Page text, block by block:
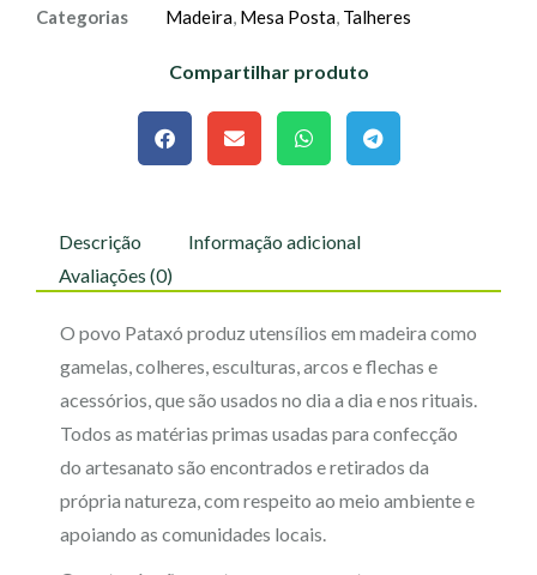
Categorias
Madeira, Mesa Posta, Talheres
Compartilhar produto
Descrição
Informação adicional
Avaliações (0)
O povo Pataxó produz utensílios em madeira como
gamelas, colheres, esculturas, arcos e flechas e
acessórios, que são usados no dia a dia e nos rituais.
Todos as matérias primas usadas para confecção
do artesanato são encontrados e retirados da
própria natureza, com respeito ao meio ambiente e
apoiando as comunidades locais.